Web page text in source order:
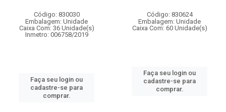
Código: 830030
Embalagem: Unidade
Caixa Com: 36 Unidade(s)
Inmetro: 006758/2019
Faça seu login ou
cadastre-se para
comprar.
Código: 830624
Embalagem: Unidade
Caixa Com: 60 Unidade(s)
Faça seu login ou
cadastre-se para
comprar.